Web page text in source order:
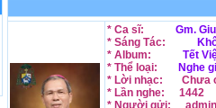
* Ca sĩ:
Gm.
* Sáng Tác:
* Album:
Tết
* Thể loại:
Nghe
* Lời nhạc:
Chưa
* Lần nghe:
1442
* Người gửi:
admin